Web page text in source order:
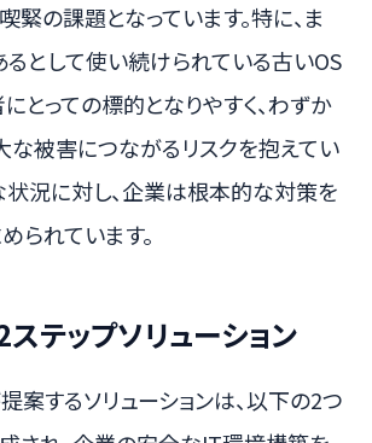
緊の課題となっています。特に、ま
として使い続けられている古いOS
とっての標的となりやすく、わずか
な被害につながるリスクを抱えてい
状況に対し、企業は根本的な対策を
られています。
テップソリューション
案するソリューションは、以下の2つ